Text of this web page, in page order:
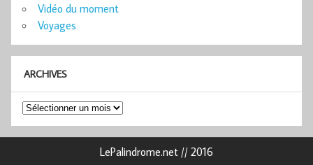
Vidéo du moment
Voyages
ARCHIVES
Archives
LePalindrome.net // 2016